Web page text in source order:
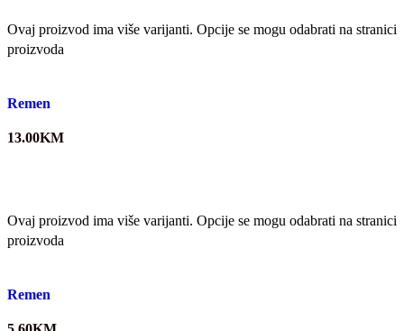
Ovaj proizvod ima više varijanti. Opcije se mogu odabrati na stranici
proizvoda
Remen
13.00KM
Ovaj proizvod ima više varijanti. Opcije se mogu odabrati na stranici
proizvoda
Remen